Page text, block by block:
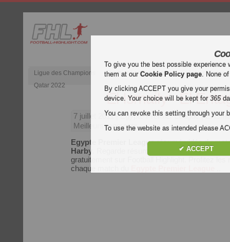
Ligue des Champions Premier League anglaise
Liga
Qatar 2022
El Ismaily - El
7 juillet 2011| Egypte Premier League | El
Meilleurs moments
Egypte Premier Leaguerésumé vidéo du
Harby
. Regarde résumé vidéo de El Ismaily -
gratuitement sur Football Highlight. Profitez les
chaque match du
To give you the best possible
them at ourCookie Policy page. None
By clicking ACCEPT you give your
device. Your choice will be kept for365
You can revoke this setting through your
To use the website as intended please
✔ ACCEPT